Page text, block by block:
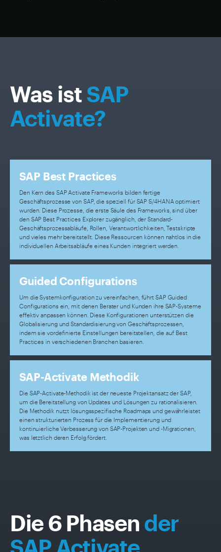
Was istSAP
Activate?
SAP Best Practices
Den Kern des SAP Activate Frameworks bilden fertige
Geschäftsprozesse von SAP, die speziell für SAP S/4HANA optimiert
wurden. Diese Prozesse, die erste Säule des Frameworks, sind über
den SAP Best Practices Explorer zugänglich, der Standard-
Geschäftsprozessabläufe, Rollen, Verantwortlichkeiten, Testskripte
und vieles mehr bereitstellt. Diese Ressourcen können nahtlos in die
individuellen Arbeitsabläufe eines Kunden integriert werden.
Guided Configurations
Um die Systemkonfiguration zu vereinfachen, führt SAP Guided
Configurations ein, mit denen Berater und Kunden ihre SAP-Systeme
effektiv anpassen können. Diese Konfigurationen unterstützen die
Globalisierung und Standardisierung von Geschäftsprozessen,
indem sie vordefinierte Einstellungen bereitstellen, die auf Best
Practices in verschiedenen Branchen basieren.
SAP-Activate Methodik
Die SAP-Activate-Methodik ist der neueste Projektansatz der SAP,
um die Bereitstellung von Updates und Lösungen zu rationalisieren.
Die Methodik nutzt lösungsspezifische Roadmaps und gewährleistet
einen strukturierten Prozess für die Implementierung und
kontinuierliche Verbesserung von SAP-Projekten und -Migrationen,
was letztlich deren Erfolg fördert.
Die 6 Phasen der